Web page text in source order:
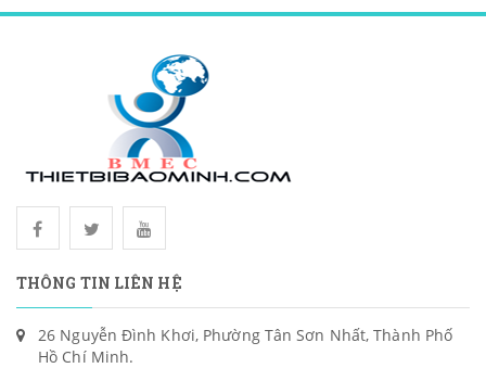
THÔNG TIN LIÊN HỆ
26 Nguyễn Đình Khơi, Phường Tân Sơn Nhất, Thành Phố
Hồ Chí Minh.